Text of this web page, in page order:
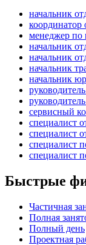
начальник
координатор
менеджер по
начальник
начальник
начальник
начальник
сервисный
специалист
специалист
специалист
специалист
Быстрые
Частичная
Полная
Полный день
Проектная